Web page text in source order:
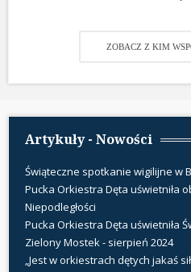
ZOBACZ Z KIM
Artykuły - Nowości
Świąteczne spotkanie wigilijne w
Pucka Orkiestra Dęta uświetniła
Niepodległości
Pucka Orkiestra Dęta uświetniła
Zielony Mostek - sierpień 2024
„Jest w orkiestrach dętych jakaś